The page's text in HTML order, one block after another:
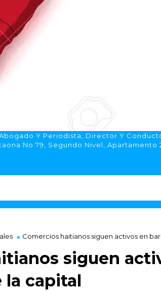
Y Periodista, Director Y
No.79, Segundo Nivel, Apartamento
Comercios haitianos siguen activos en
siguen
la capital